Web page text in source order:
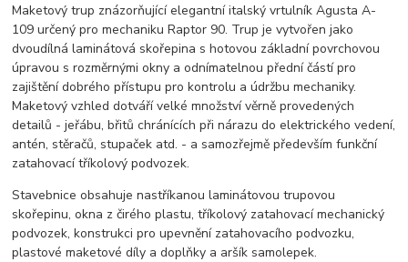
Maketový trup znázorňující elegantní italský vrtulník Agusta A-
109 určený pro mechaniku Raptor 90. Trup je vytvořen jako
dvoudílná laminátová skořepina s hotovou základní povrchovou
úpravou s rozměrnými okny a odnímatelnou přední částí pro
zajištění dobrého přístupu pro kontrolu a údržbu mechaniky.
Maketový vzhled dotváří velké množství věrně provedených
detailů - jeřábu, břitů chránících při nárazu do elektrického vedení,
antén, stěračů, stupaček atd. - a samozřejmě především funkční
zatahovací tříkolový podvozek.
Stavebnice obsahuje nastříkanou laminátovou trupovou
skořepinu, okna z čirého plastu, tříkolový zatahovací mechanický
podvozek, konstrukci pro upevnění zatahovacího podvozku,
plastové maketové díly a doplňky a aršík samolepek.